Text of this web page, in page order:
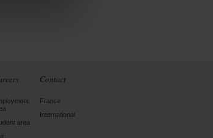
area
Contact
France
International